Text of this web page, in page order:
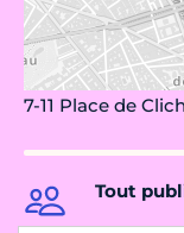
7-11 Place de
Tout